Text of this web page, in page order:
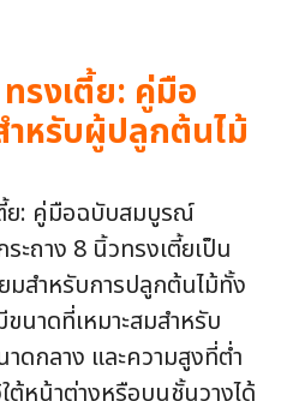
รงเตี้ย: คู่มือ
หรับผู้ปลูกต้นไม้
ย: คู่มือฉบับสมบูรณ์
ะถาง 8 นิ้วทรงเตี้ยเป็น
มสำหรับการปลูกต้นไม้ทั้ง
นาดที่เหมาะสมสำหรับ
ดกลาง และความสูงที่ต่ำ
ใต้หน้าต่างหรือบนชั้นวางได้